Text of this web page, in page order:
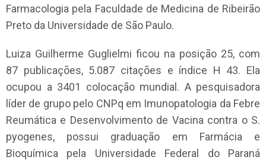
Farmacologia pela Faculdade de Medicina de Ribeirão
Preto da Universidade de São Paulo.
Luiza Guilherme Guglielmi ficou na posição 25, com
87 publicações, 5.087 citações e índice H 43. Ela
ocupou a 3401 colocação mundial. A pesquisadora
líder de grupo pelo CNPq em Imunopatologia da Febre
Reumática e Desenvolvimento de Vacina contra o S.
pyogenes, possui graduação em Farmácia e
Bioquímica pela Universidade Federal do Paraná